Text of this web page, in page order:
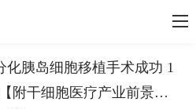
化胰岛细胞移植手术成功 1
附干细胞医疗产业前景分